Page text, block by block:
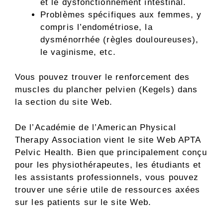
et le dysfonctionnement intestinal.
Problèmes spécifiques aux femmes, y
compris l’endométriose, la
dysménorrhée (règles douloureuses),
le vaginisme, etc.
Vous pouvez trouver le renforcement des
muscles du plancher pelvien (Kegels) dans
la section du site Web.
De l’Académie de l’American Physical
Therapy Association vient le site Web APTA
Pelvic Health. Bien que principalement conçu
pour les physiothérapeutes, les étudiants et
les assistants professionnels, vous pouvez
trouver une série utile de ressources axées
sur les patients sur le site Web.